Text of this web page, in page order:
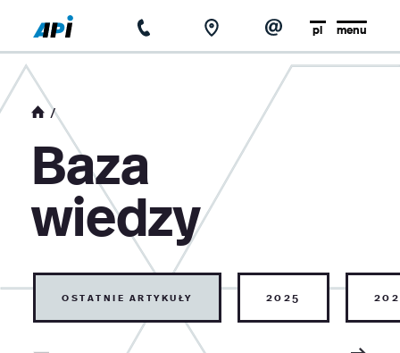
menu
pl
strona główna
aktualności
baza wiedzy
kontakt
Baza
wiedzy
ostatnie artykuły 2025